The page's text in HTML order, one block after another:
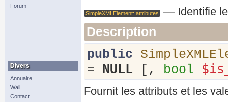
Forum
Divers
Annuaire
Wall
Contact
SimpleXMLElement::attributes — Identifie
Description
public
= NULL [, bool
Fournit les attributs et les